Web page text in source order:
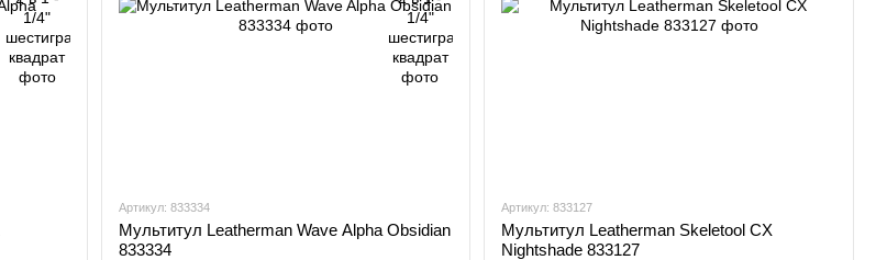
Артикул: 833334
Мультитул Leatherman Wave Alpha Obsidian
833334
Артикул: 833127
Мультитул Leatherman Skeletool CX
Nightshade 833127